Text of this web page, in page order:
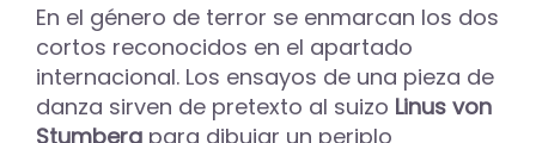
En el género de terror se enmarcan los dos
cortos reconocidos en el apartado
internacional. Los ensayos de una pieza de
danza sirven de pretexto al suizo Linus von
Stumberg para dibujar un periplo